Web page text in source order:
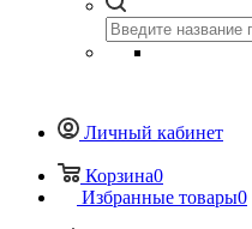
Личный кабинет
Корзина0
Избранные товары0